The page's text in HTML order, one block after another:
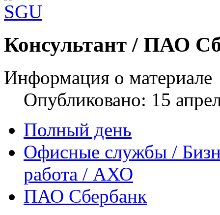
Шаблоны Joomla 3 здесь: http://www.joomla3x.ru/joomla3-
Консультант / ПАО
Информация о материале
Опубликовано: 15
Полный день
Офисные службы /
работа / АХО
ПАО Сбербанк